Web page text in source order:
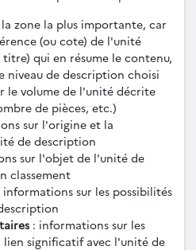
zone la plus importante, car
(ou cote) de l'unité
qui en résume le contenu,
niveau de description choisi
le volume de l'unité décrite
de pièces, etc.)
sur l'origine et la
de description
sur l'objet de l'unité de
classement
informations sur les possibilités
: informations sur les
significatif avec l'unité de